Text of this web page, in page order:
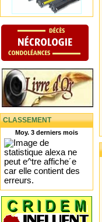
CLASSEMENT
Moy. 3 derniers mois